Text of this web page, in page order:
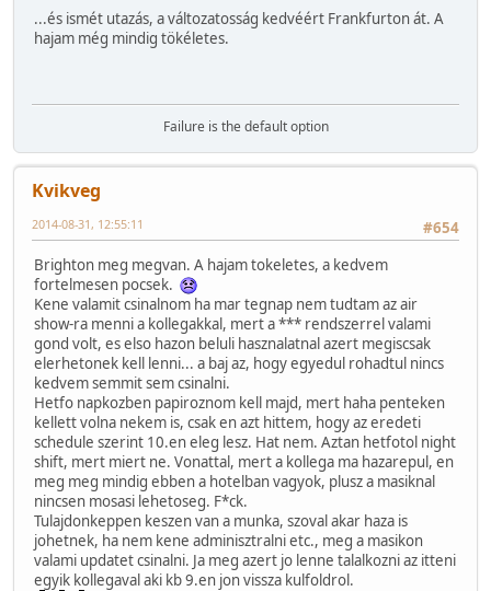
...és ismét utazás, a változatosság kedvéért Frankfurton át. A
hajam még mindig tökéletes.
Failure is the default option
Kvikveg
#654
2014-08-31, 12:55:11
Brighton meg megvan. A hajam tokeletes, a kedvem
fortelmesen pocsek.
Kene valamit csinalnom ha mar tegnap nem tudtam az air
show-ra menni a kollegakkal, mert a *** rendszerrel valami
gond volt, es elso hazon beluli hasznalatnal azert megiscsak
elerhetonek kell lenni... a baj az, hogy egyedul rohadtul nincs
kedvem semmit sem csinalni.
Hetfo napkozben papiroznom kell majd, mert haha penteken
kellett volna nekem is, csak en azt hittem, hogy az eredeti
schedule szerint 10.en eleg lesz. Hat nem. Aztan hetfotol night
shift, mert miert ne. Vonattal, mert a kollega ma hazarepul, en
meg meg mindig ebben a hotelban vagyok, plusz a masiknal
nincsen mosasi lehetoseg. F*ck.
Tulajdonkeppen keszen van a munka, szoval akar haza is
johetnek, ha nem kene adminisztralni etc., meg a masikon
valami updatet csinalni. Ja meg azert jo lenne talalkozni az itteni
egyik kollegaval aki kb 9.en jon vissza kulfoldrol.